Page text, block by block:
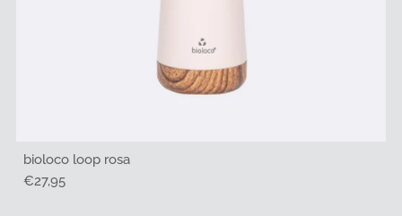
bioloco loop rosa
Regulärer
€27,95